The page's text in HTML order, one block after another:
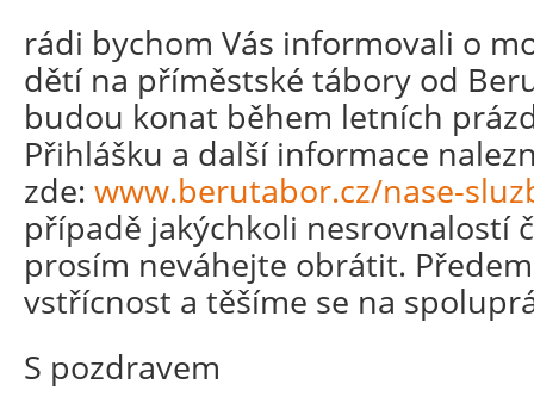
rádi bychom Vás informovali o
dětí na příměstské tábory od
budou konat během letních
Přihlášku a další informace
zde: www.berutabor.cz/nase-
případě jakýchkoli nesrovnalostí
prosím neváhejte obrátit.
vstřícnost a těšíme se na
S pozdravem